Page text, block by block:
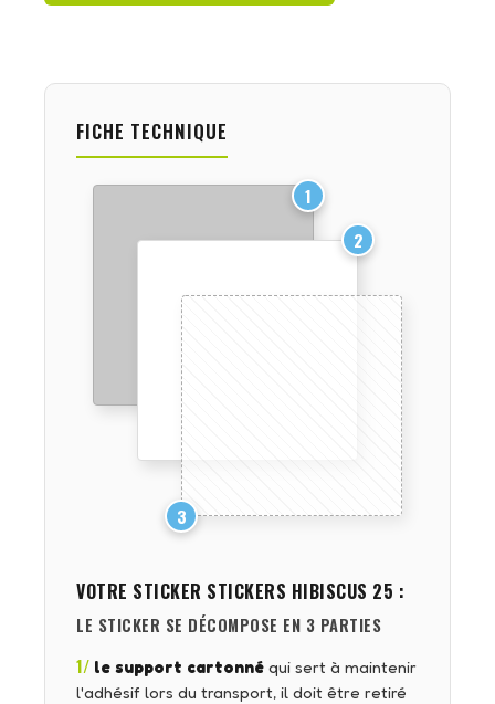
FICHE TECHNIQUE
1
2
3
VOTRE STICKER STICKERS HIBISCUS 25 :
LE STICKER SE DÉCOMPOSE EN 3 PARTIES
1/ le support cartonné qui sert à maintenir
l'adhésif lors du transport, il doit être retiré